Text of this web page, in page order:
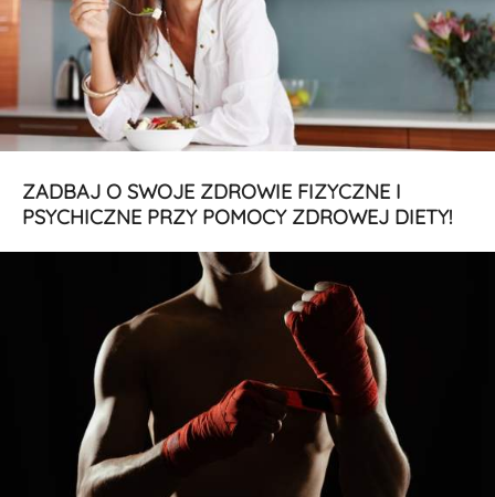
ZADBAJ O SWOJE ZDROWIE FIZYCZNE I
PSYCHICZNE PRZY POMOCY ZDROWEJ DIETY!